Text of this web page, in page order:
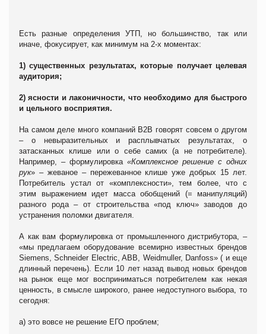
Есть разные определения УТП, но большинство, так или
иначе, фокусирует, как минимум на 2-х моментах:
1) существенных результатах, которые получает целевая
аудитория;
2) ясности и лаконичности, что необходимо для быстрого
и цельного восприятия.
На самом деле много компаний В2В говорят совсем о другом
– о невыразительных и расплывчатых результатах, о
затасканных клише или о себе самих (а не потребителе).
Например, – формулировка «Комплексное решение с одних
рук» – жеваное – пережеванное клише уже добрых 15 лет.
Потребитель устал от «комплексности», тем более, что с
этим выражением идет масса обобщений (= манипуляций)
разного рода – от строительства «под ключ» заводов до
устранения поломки двигателя.
А как вам формулировка от промышленного дистрибутора, –
«мы предлагаем оборудование всемирно известных брендов
Siemens, Schneider Electric, ABB, Weidmuller, Danfoss» ( и еще
длинный перечень). Если 10 лет назад вывод новых брендов
на рынок еще мог восприниматься потребителем как некая
ценность, в смысле широкого, ранее недоступного выбора, то
сегодня:
а) это вовсе не решение ЕГО проблем;